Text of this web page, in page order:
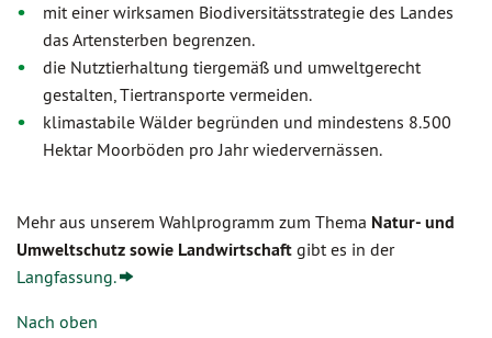
mit einer wirksamen Biodiversitätsstrategie des Landes
das Artensterben begrenzen.
die Nutztierhaltung tiergemäß und umweltgerecht
gestalten, Tiertransporte vermeiden.
klimastabile Wälder begründen und mindestens 8.500
Hektar Moorböden pro Jahr wiedervernässen.
Mehr aus unserem Wahlprogramm zum Thema Natur- und
Umweltschutz sowie Landwirtschaft gibt es in der
Langfassung.
Nach oben